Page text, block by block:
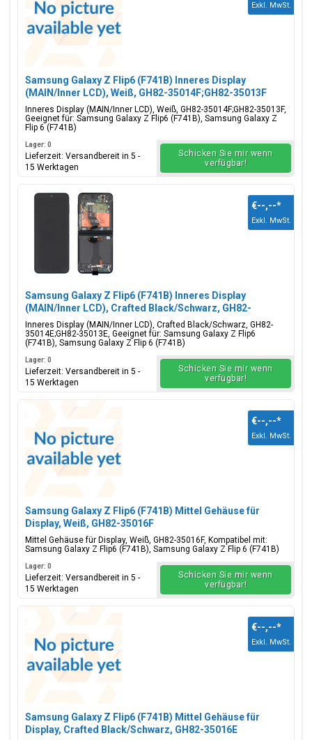
Samsung Galaxy Z Flip6 (F741B) Inneres Display
(MAIN/Inner LCD), Weiß, GH82-35014F;GH82-35013F
Inneres Display (MAIN/Inner LCD), Weiß, GH82-35014F;GH82-35013F,
Geeignet für: Samsung Galaxy Z Flip6 (F741B), Samsung Galaxy Z
Flip 6 (F741B)
Exkl. MwSt.
Lager: 0
Lieferzeit: Versandbereit in 5 -
15 Werktagen
Schicken Sie mir wenn
verfügbar!
Samsung Galaxy Z Flip6 (F741B) Inneres Display
(MAIN/Inner LCD), Crafted Black/Schwarz, GH82-
35014E;GH82-35013E
Inneres Display (MAIN/Inner LCD), Crafted Black/Schwarz, GH82-
35014E;GH82-35013E, Geeignet für: Samsung Galaxy Z Flip6
(F741B), Samsung Galaxy Z Flip 6 (F741B)
€--,--*
Exkl. MwSt.
Lager: 0
Lieferzeit: Versandbereit in 5 -
15 Werktagen
Schicken Sie mir wenn
verfügbar!
Samsung Galaxy Z Flip6 (F741B) Mittel Gehäuse für
Display, Weiß, GH82-35016F
Mittel Gehäuse für Display, Weiß, GH82-35016F, Kompatibel mit:
Samsung Galaxy Z Flip6 (F741B), Samsung Galaxy Z Flip 6 (F741B)
€--,--*
Exkl. MwSt.
Lager: 0
Lieferzeit: Versandbereit in 5 -
15 Werktagen
Schicken Sie mir wenn
verfügbar!
Samsung Galaxy Z Flip6 (F741B) Mittel Gehäuse für
Display, Crafted Black/Schwarz, GH82-35016E
€--,--*
Exkl. MwSt.